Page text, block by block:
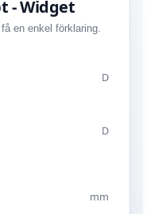
- Widget
en enkel förklaring.
D
D
mm